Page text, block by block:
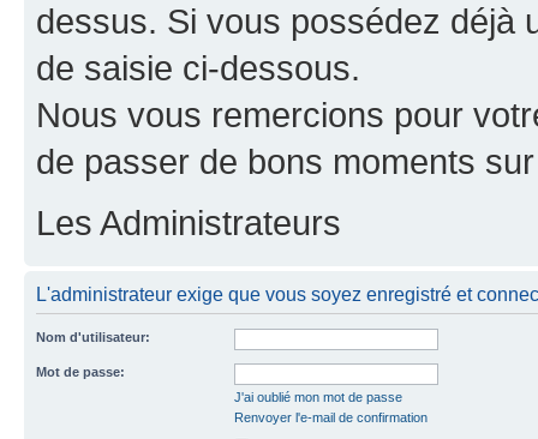
dessus. Si vous possédez déjà
de saisie ci-dessous.
Nous vous remercions pour
de passer de bons moments
Les Administrateurs
L'administrateur exige que vous soyez enregistré et
Nom d'utilisateur:
Mot de passe:
J'ai oublié mon mot de passe
Renvoyer l'e-mail de confirmation